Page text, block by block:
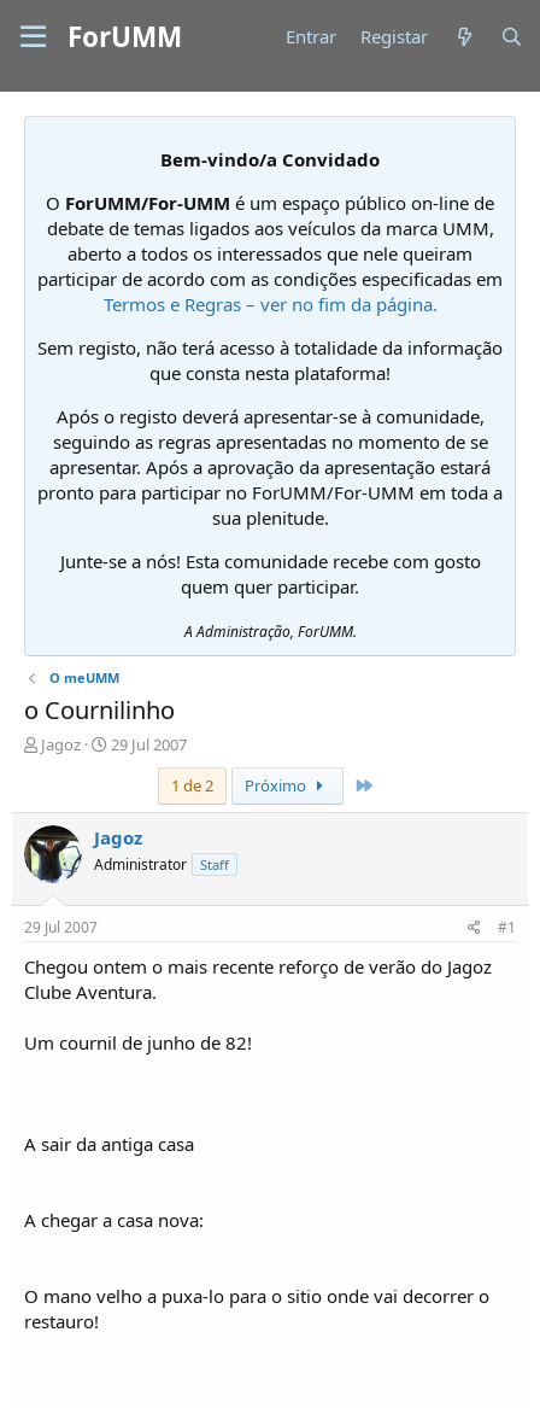
ForUMM Entrar Registar
Bem-vindo/a Convidado
O ForUMM/For-UMM é um espaço público on-line de
debate de temas ligados aos veículos da marca UMM,
aberto a todos os interessados que nele queiram
participar de acordo com as condições especificadas em
Termos e Regras – ver no fim da página.
Sem registo, não terá acesso à totalidade da informação
que consta nesta plataforma!
Após o registo deverá apresentar-se à comunidade,
seguindo as regras apresentadas no momento de se
apresentar. Após a aprovação da apresentação estará
pronto para participar no ForUMM/For-UMM em toda a
sua plenitude.
Junte-se a nós! Esta comunidade recebe com gosto
quem quer participar.
A Administração, ForUMM.
O meUMM
o Cournilinho
I
c
i
a
d
d
e
ó
i
Jagoz
D
a
d
e
i
i
29 Jul 2007
1 de 2
Próximo
Jagoz
Administrator Staff
29 Jul 2007 #1
Chegou ontem o mais recente reforço de verão do Jagoz
Clube Aventura.
Um cournil de junho de 82!
A sair da antiga casa
A chegar a casa nova:
O mano velho a puxa-lo para o sitio onde vai decorrer o
restauro!